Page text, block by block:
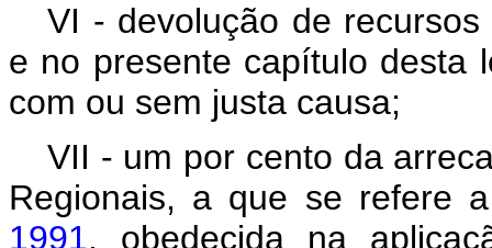
VI - devolução de
e no presente capítulo desta
com ou sem justa causa;
VII - um por cento da
Regionais, a que se refere
1991, obedecida na